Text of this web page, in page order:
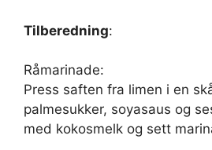
Tilberedning:
Råmarinade:
Press saften fra limen i en
palmesukker, soyasaus og
med kokosmelk og sett